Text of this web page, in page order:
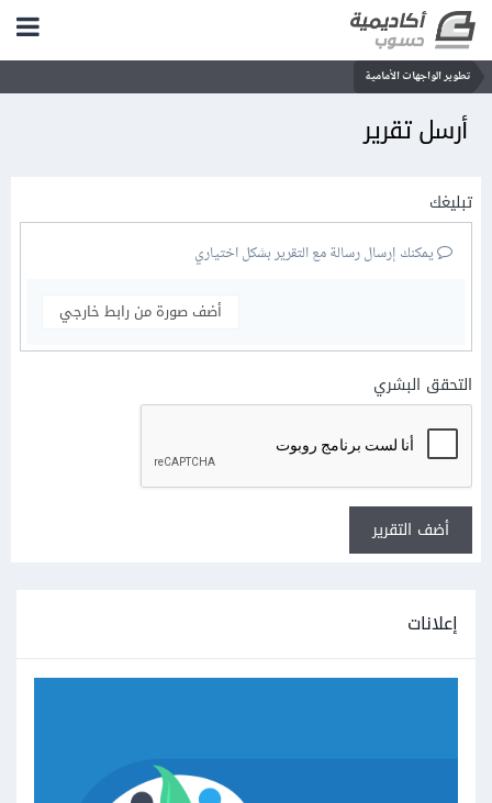
تطوير الواجهات الأمامية
أرسل تقرير
تبليغك
يمكنك إرسال رسالة مع التقرير بشكل اختياري
أضف صورة من رابط خارجي
التحقق البشري
أضف التقرير
إعلانات